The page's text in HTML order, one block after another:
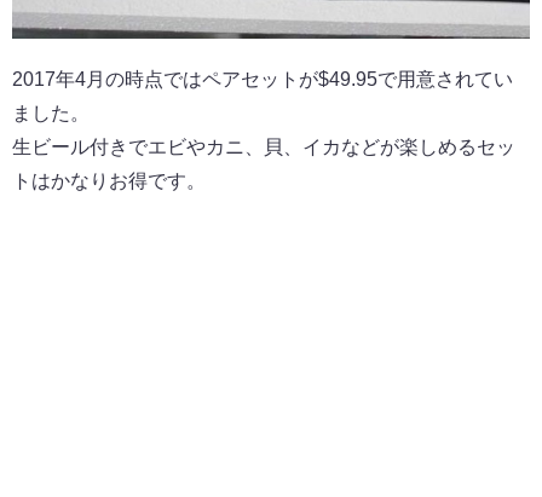
2017年4月の時点ではペアセットが$49.95で用意されてい
ました。
生ビール付きでエビやカニ、貝、イカなどが楽しめるセッ
トはかなりお得です。